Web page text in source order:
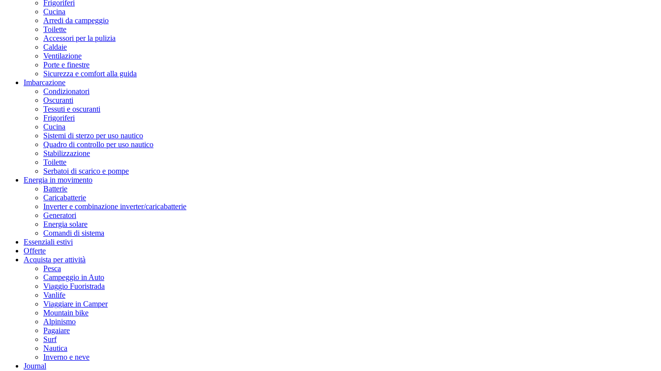
Frigoriferi
Cucina
Arredi da campeggio
Toilette
Accessori per la pulizia
Caldaie
Ventilazione
Porte e finestre
Sicurezza e comfort alla guida
Imbarcazione
Condizionatori
Oscuranti
Tessuti e oscuranti
Frigoriferi
Cucina
Sistemi di sterzo per uso nautico
Quadro di controllo per uso nautico
Stabilizzazione
Toilette
Serbatoi di scarico e pompe
Energia in movimento
Batterie
Caricabatterie
Inverter e combinazione inverter/caricabatterie
Generatori
Energia solare
Comandi di sistema
Essenziali estivi
Offerte
Acquista per attività
Pesca
Campeggio in Auto
Viaggio Fuoristrada
Vanlife
Viaggiare in Camper
Mountain bike
Alpinismo
Pagaiare
Surf
Nautica
Inverno e neve
Journal